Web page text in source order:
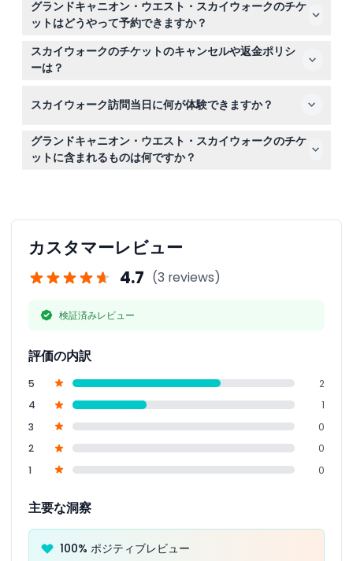
での使用となります。
要です。身長は少なくとも4フィート（約122センチ）、
体重は90ポンド（約41キログラム）から275ポンド（約
125キログラム）の範囲である必要があります。
グランドキャニオン・ウエスト・スカイウォークのチケ
ットはどうやって予約できますか？
このウェブサイトでスカイウォークのチケットを安全にオ
ンライン予約できます。これにより確実に予約ができ、入
場料、シャトルアクセス、ジップラインライド、アーケー
ド利用、食事券が含まれます。
スカイウォークのチケットのキャンセルや返金ポリシ
ーは？
トは返金不可で、キャンセルや日程変更もできませんの
スカイウォーク訪問当日に何が体験できますか？
当日は、渓谷の上70フィート（約21メートル）のガラス
の橋を歩き、渓谷の底から約4,000フィート（約1,219メー
トル）の絶景を楽しめます。また、絶景ポイントの利用と
グランドキャニオン・ウエスト・スカイウォークのチケ
ットに含まれるものは何ですか？
カスタマーレビュー
4.7 (3 reviews)
検証済みレビュー
評価の内訳
5
2
4
1
3
0
2
0
1
0
主要な洞察
100% ポジティブレビュー